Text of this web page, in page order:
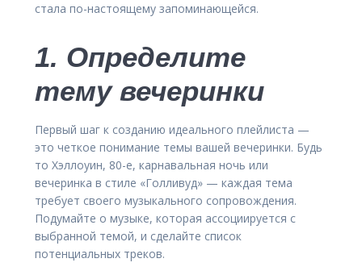
стала по-настоящему запоминающейся.
1. Определите
тему вечеринки
Первый шаг к созданию идеального плейлиста —
это четкое понимание темы вашей вечеринки. Будь
то Хэллоуин, 80-е, карнавальная ночь или
вечеринка в стиле «Голливуд» — каждая тема
требует своего музыкального сопровождения.
Подумайте о музыке, которая ассоциируется с
выбранной темой, и сделайте список
потенциальных треков.